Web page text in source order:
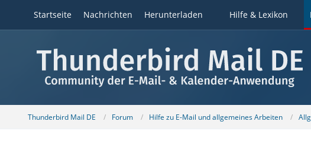
Startseite Nachrichten Herunterladen Hilfe & Lexikon
Thunderbird Mail DE Forum Hilfe zu E-Mail und allgemeines Arbeiten